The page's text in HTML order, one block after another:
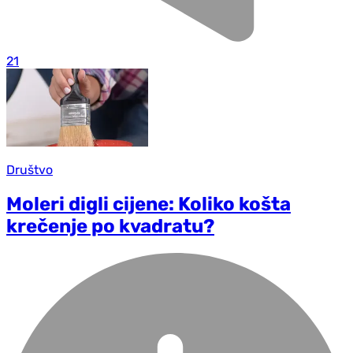
21
Društvo
Moleri digli cijene: Koliko košta
krečenje po kvadratu?